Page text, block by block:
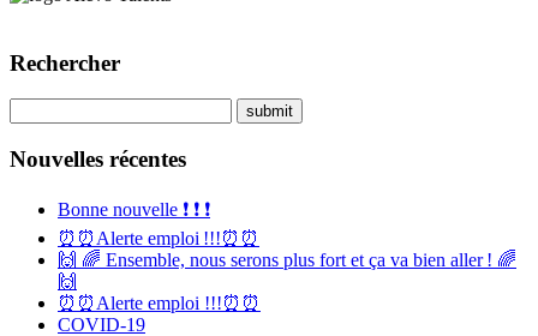
Rechercher
Nouvelles récentes
Bonne nouvelle ❗️ ❗️ ❗️
⏰⏰Alerte emploi !!!⏰⏰
🙌 🌈 Ensemble, nous serons plus fort et ça va bien aller ! 🌈
🙌
⏰⏰Alerte emploi !!!⏰⏰
COVID-19